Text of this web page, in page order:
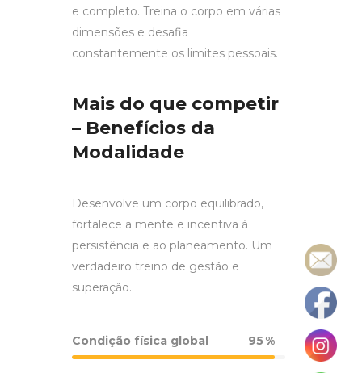
e completo. Treina o corpo em várias
dimensões e desafia
constantemente os limites pessoais.
Mais do que competir
– Benefícios da
Modalidade
Desenvolve um corpo equilibrado,
fortalece a mente e incentiva à
persistência e ao planeamento. Um
verdadeiro treino de gestão e
superação.
Condição física global 95